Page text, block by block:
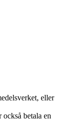
eller
betala en